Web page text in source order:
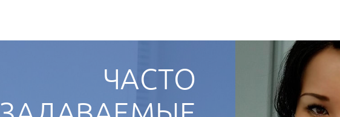
ЧАСТО